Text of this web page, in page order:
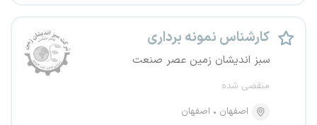
کارشناس نمونه برداری
سبز اندیشان زمین عصر صنعت
منقضی شده
اصفهان
اصفهان